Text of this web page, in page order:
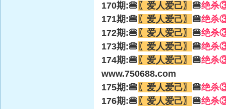
170期:🍔 〖爱人爱己〗 🍔绝杀
171期:🍔 〖爱人爱己〗 🍔绝杀
172期:🍔 〖爱人爱己〗 🍔绝杀
173期:🍔 〖爱人爱己〗 🍔绝杀
174期:🍔 〖爱人爱己〗 🍔绝杀
www.750688.com
175期:🍔 〖爱人爱己〗 🍔绝杀
176期:🍔 〖爱人爱己〗 🍔绝杀